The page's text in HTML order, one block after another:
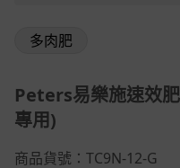
多肉肥
Peters易樂施速效
專用)
商品貨號：TC9N-12-G